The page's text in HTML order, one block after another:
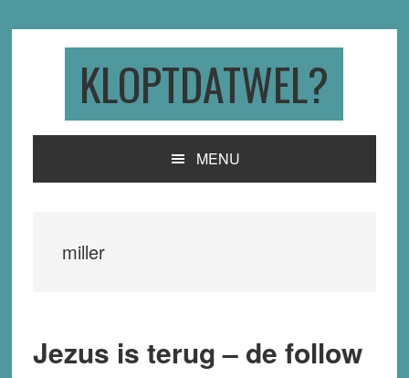
KLOPTDATWEL?
MENU
miller
Jezus is terug – de follow